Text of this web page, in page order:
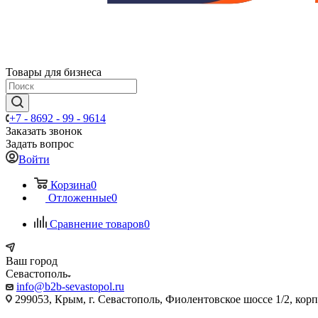
Товары для бизнеса
+7 - 8692 - 99 - 9614
Заказать звонок
Задать вопрос
Войти
Корзина0
Отложенные0
Сравнение товаров0
Ваш город
Севастополь
info@b2b-sevastopol.ru
299053, Крым, г. Севастополь, Фиолентовское шоссе 1/2,